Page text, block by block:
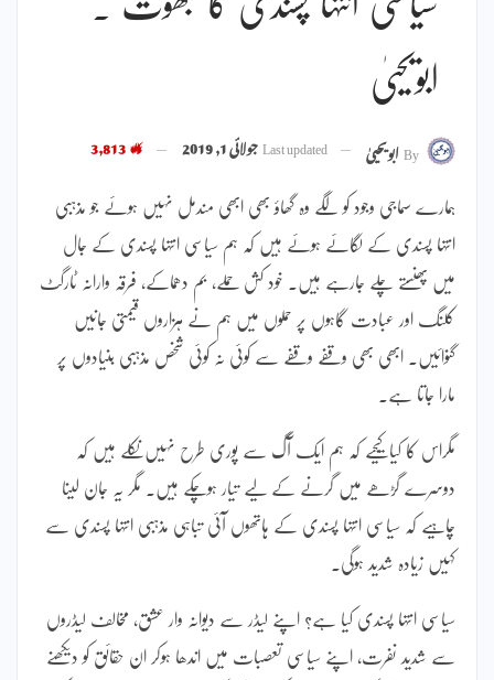
ابویحییٰ
Byابویحییٰ Last updatedجولائی 1, 2019
ہمارے سماجی وجود کو لگے وہ گھاؤ بھی ابھی مندمل نہیں ہوئے جو مذہبی
انتہا پسندی کے لگائے ہوئے ہیں کہ ہم سیاسی انتہا پسندی کے جال
میں پھنستے چلے جارہے ہیں۔ خود کش حملے، بم دھماکے، فرقہ وارانہ ٹارگٹ
کلنگ اور عبادت گاہوں پر حملوں میں ہم نے ہزاروں قیمتی جانیں
گنوائیں۔ ابھی بھی وقفے وقفے سے کوئی نہ کوئی شخص مذہبی بنیادوں پر
مارا جاتا ہے۔
مگراس کا کیا کیجیے کہ ہم ایک آگ سے پوری طرح نہیں نکلے ہیں کہ
دوسرے گڑھے میں گرنے کے لیے تیار ہوچکے ہیں۔ مگر یہ جان لینا
چاہیے کہ سیاسی انتہا پسندی کے ہاتھوں آئی تباہی مذہبی انتہا پسندی سے
کہیں زیادہ شدید ہوگی۔
سیاسی انتہا پسندی کیا ہے؟ اپنے لیڈر سے دیوانہ وار عشق، مخالف لیڈروں
سے شدید نفرت، اپنے سیاسی تعصبات میں اندھا ہوکر ان حقائق کو دیکھنے